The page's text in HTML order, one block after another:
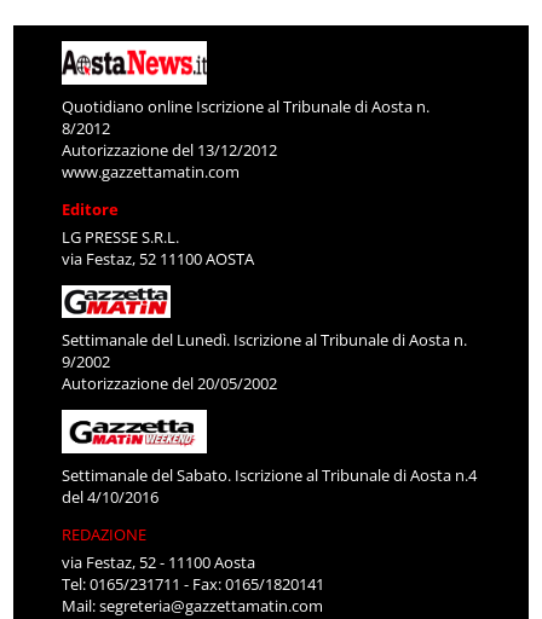
Quotidiano online Iscrizione al Tribunale di Aosta n.
8/2012
Autorizzazione del 13/12/2012
www.gazzettamatin.com
Editore
LG PRESSE S.R.L.
via Festaz, 52 11100 AOSTA
Settimanale del Lunedì. Iscrizione al Tribunale di Aosta n.
9/2002
Autorizzazione del 20/05/2002
Settimanale del Sabato. Iscrizione al Tribunale di Aosta n.4
del 4/10/2016
REDAZIONE
via Festaz, 52 - 11100 Aosta
Tel: 0165/231711 - Fax: 0165/1820141
Mail:segreteria@gazzettamatin.com